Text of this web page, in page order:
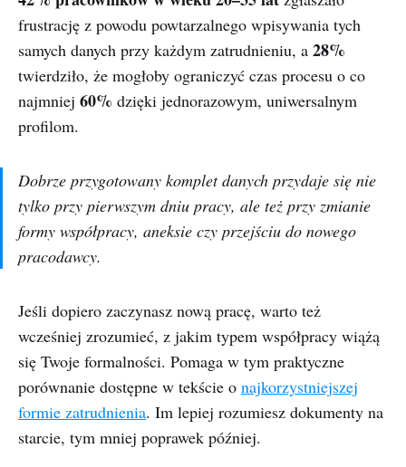
frustrację z powodu powtarzalnego wpisywania tych
samych danych przy każdym zatrudnieniu, a 28%
twierdziło, że mogłoby ograniczyć czas procesu o co
najmniej 60% dzięki jednorazowym, uniwersalnym
profilom.
Dobrze przygotowany komplet danych przydaje się nie
tylko przy pierwszym dniu pracy, ale też przy zmianie
formy współpracy, aneksie czy przejściu do nowego
pracodawcy.
Jeśli dopiero zaczynasz nową pracę, warto też
wcześniej zrozumieć, z jakim typem współpracy wiążą
się Twoje formalności. Pomaga w tym praktyczne
porównanie dostępne w tekście o najkorzystniejszej
formie zatrudnienia. Im lepiej rozumiesz dokumenty na
starcie, tym mniej poprawek później.